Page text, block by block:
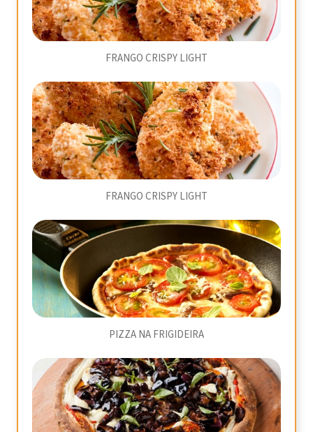
FRANGO CRISPY LIGHT
FRANGO CRISPY LIGHT
PIZZA NA FRIGIDEIRA